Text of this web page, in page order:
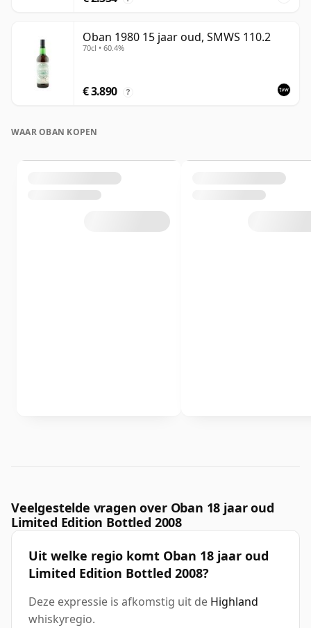
Oban 1980 15 jaar oud, SMWS 110.2
70cl • 60.4%
€ 3.890 ?
WAAR OBAN KOPEN
Veelgestelde vragen over Oban 18 jaar oud
Limited Edition Bottled 2008
Uit welke regio komt Oban 18 jaar oud
Limited Edition Bottled 2008?
Deze expressie is afkomstig uit de Highland
whiskyregio.